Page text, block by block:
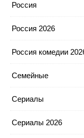
Россия
Россия 2026
Россия комедии
Семейные
Сериалы
Сериалы 2026